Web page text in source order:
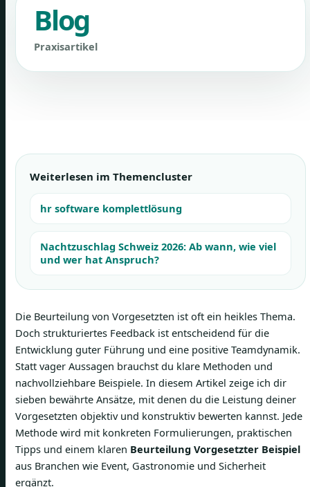
Blog
Praxisartikel
Weiterlesen im Themencluster
hr software komplettlösung
Nachtzuschlag Schweiz 2026: Ab wann, wie viel
und wer hat Anspruch?
Die Beurteilung von Vorgesetzten ist oft ein heikles Thema.
Doch strukturiertes Feedback ist entscheidend für die
Entwicklung guter Führung und eine positive Teamdynamik.
Statt vager Aussagen brauchst du klare Methoden und
nachvollziehbare Beispiele. In diesem Artikel zeige ich dir
sieben bewährte Ansätze, mit denen du die Leistung deiner
Vorgesetzten objektiv und konstruktiv bewerten kannst. Jede
Methode wird mit konkreten Formulierungen, praktischen
Tipps und einem klaren Beurteilung Vorgesetzter Beispiel
aus Branchen wie Event, Gastronomie und Sicherheit
ergänzt.